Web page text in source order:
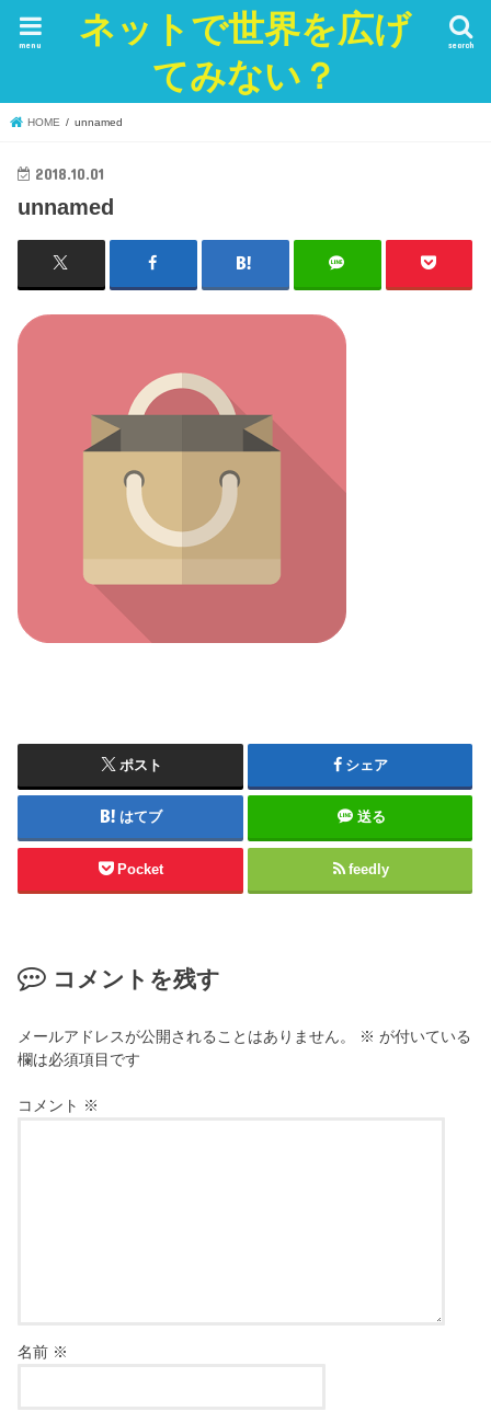
ネットで世界を広げ
てみない？
search
menu
HOME unnamed
2018.10.01
unnamed
ポスト シェア
はてブ 送る
Pocket feedly
コメントを残す
メールアドレスが公開されることはありません。 ※ が付いている
欄は必須項目です
コメント ※
名前 ※